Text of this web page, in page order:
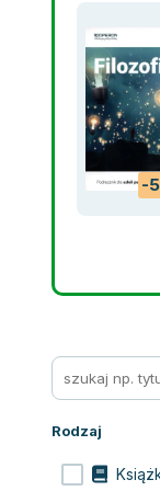
-
Rodzaj